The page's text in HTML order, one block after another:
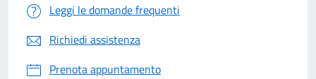
Leggi le domande frequenti
Richiedi assistenza
Prenota appuntamento